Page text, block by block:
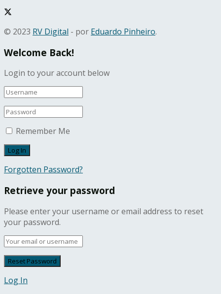
© 2023 RV Digital - por Eduardo Pinheiro.
Welcome Back!
Login to your account below
Remember Me
Forgotten Password?
Retrieve your password
Please enter your username or email address to reset
your password.
Log In